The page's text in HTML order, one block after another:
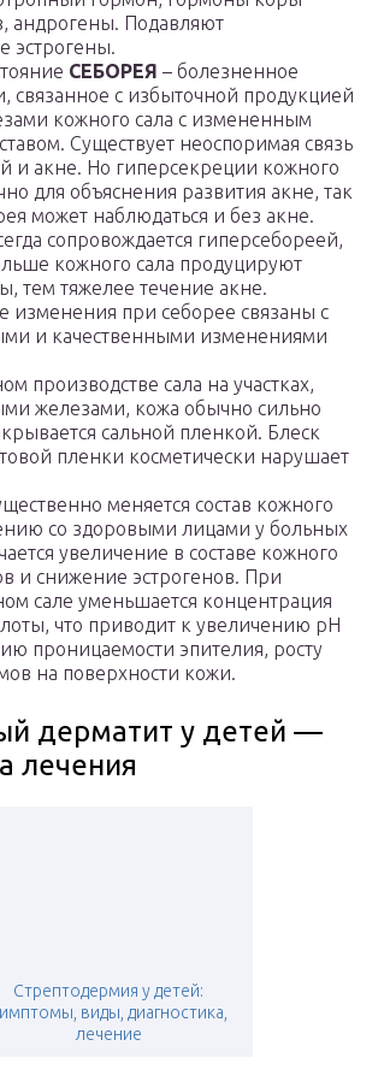
андрогены. Подавляют
эстрогены.
СЕБОРЕЯ – болезненное
связанное с избыточной продукцией
кожного сала с измененным
Существует неоспоримая связь
и акне. Но гиперсекреции кожного
для объяснения развития акне, так
может наблюдаться и без акне.
сопровождается гиперсебореей,
кожного сала продуцируют
тем тяжелее течение акне.
изменения при себорее связаны с
и качественными изменениями
производстве сала на участках,
железами, кожа обычно сильно
сальной пленкой. Блеск
пленки косметически нарушает
меняется состав кожного
со здоровыми лицами у больных
увеличение в составе кожного
и снижение эстрогенов. При
сале уменьшается концентрация
что приводит к увеличению рН
проницаемости эпителия, росту
на поверхности кожи.
дерматит у детей —
лечения
Стрептодермия у детей:
виды, диагностика,
лечение